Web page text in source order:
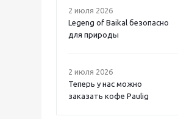
2 июля 2026
Legeng of Baikal безопасно
для природы
2 июля 2026
Теперь у нас можно
заказать кофе Paulig